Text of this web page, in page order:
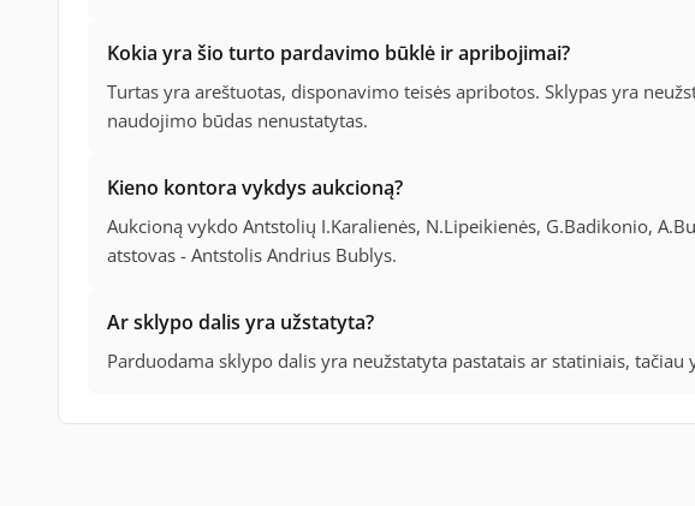
Kokia yra šio turto pardavimo būklė ir apribojimai?
Turtas yra areštuotas, disponavimo teisės apribotos. Sklypas yra
naudojimo būdas nenustatytas.
Kieno kontora vykdys aukcioną?
Aukcioną vykdo Antstolių I.Karalienės, N.Lipeikienės, G.Badikonio,
atstovas - Antstolis Andrius Bublys.
Ar sklypo dalis yra užstatyta?
Parduodama sklypo dalis yra neužstatyta pastatais ar statiniais,